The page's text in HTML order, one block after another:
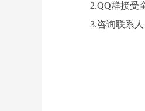
2.QQ群接受
3.咨询联系